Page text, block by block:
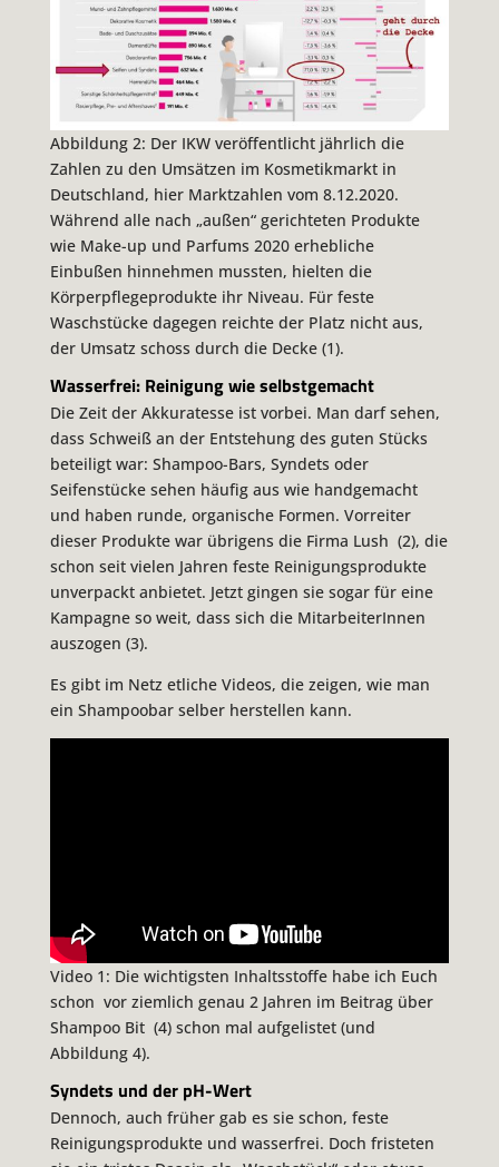
Abbildung 2: Der IKW veröffentlicht jährlich die
Zahlen zu den Umsätzen im Kosmetikmarkt in
Deutschland, hier Marktzahlen vom 8.12.2020.
Während alle nach „außen“ gerichteten Produkte
wie Make-up und Parfums 2020 erhebliche
Einbußen hinnehmen mussten, hielten die
Körperpflegeprodukte ihr Niveau. Für feste
Waschstücke dagegen reichte der Platz nicht aus,
der Umsatz schoss durch die Decke (1).
Wasserfrei: Reinigung wie selbstgemacht
Die Zeit der Akkuratesse ist vorbei. Man darf sehen,
dass Schweiß an der Entstehung des guten Stücks
beteiligt war: Shampoo-Bars, Syndets oder
Seifenstücke sehen häufig aus wie handgemacht
und haben runde, organische Formen. Vorreiter
dieser Produkte war übrigens die Firma Lush (2), die
schon seit vielen Jahren feste Reinigungsprodukte
unverpackt anbietet. Jetzt gingen sie sogar für eine
Kampagne so weit, dass sich die MitarbeiterInnen
auszogen (3).
Es gibt im Netz etliche Videos, die zeigen, wie man
ein Shampoobar selber herstellen kann.
Video 1: Die wichtigsten Inhaltsstoffe habe ich Euch
schon vor ziemlich genau 2 Jahren im Beitrag über
Shampoo Bit (4) schon mal aufgelistet (und
Abbildung 4).
Syndets und der pH-Wert
Dennoch, auch früher gab es sie schon, feste
Reinigungsprodukte und wasserfrei. Doch fristeten